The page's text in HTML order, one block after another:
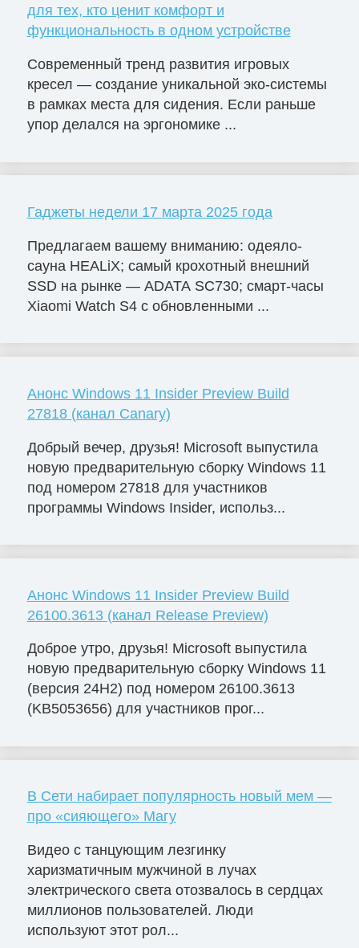
для тех, кто ценит комфорт и
функциональность в одном устройстве
Современный тренд развития игровых
кресел — создание уникальной эко-системы
в рамках места для сидения. Если раньше
упор делался на эргономике ...
Гаджеты недели 17 марта 2025 года
Предлагаем вашему вниманию: одеяло-
сауна HEALiX; самый крохотный внешний
SSD на рынке — ADATA SC730; смарт-часы
Xiaomi Watch S4 с обновленными ...
Анонс Windows 11 Insider Preview Build
27818 (канал Canary)
Добрый вечер, друзья! Microsoft выпустила
новую предварительную сборку Windows 11
под номером 27818 для участников
программы Windows Insider, использ...
Анонс Windows 11 Insider Preview Build
26100.3613 (канал Release Preview)
Доброе утро, друзья! Microsoft выпустила
новую предварительную сборку Windows 11
(версия 24H2) под номером 26100.3613
(KB5053656) для участников прог...
В Сети набирает популярность новый мем —
про «сияющего» Магу
Видео с танцующим лезгинку
харизматичным мужчиной в лучах
электрического света отозвалось в сердцах
миллионов пользователей. Люди
используют этот рол...